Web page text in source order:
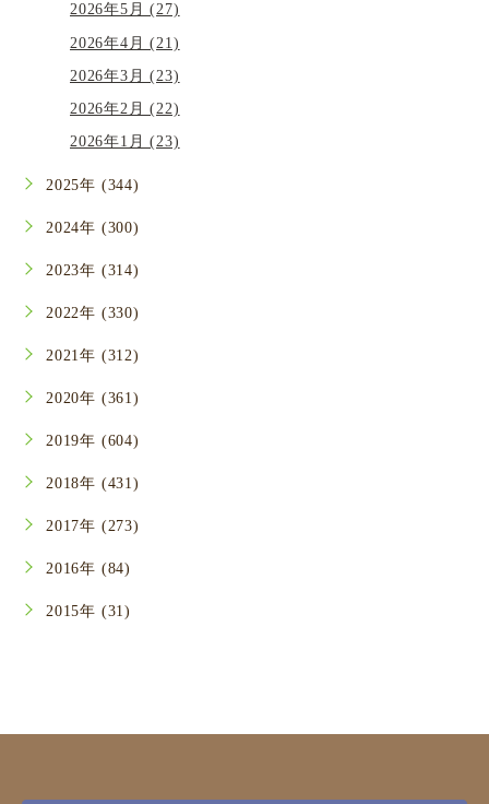
2026年5月 (27)
2026年4月 (21)
2026年3月 (23)
2026年2月 (22)
2026年1月 (23)
2025年 (344)
2024年 (300)
2023年 (314)
2022年 (330)
2021年 (312)
2020年 (361)
2019年 (604)
2018年 (431)
2017年 (273)
2016年 (84)
2015年 (31)